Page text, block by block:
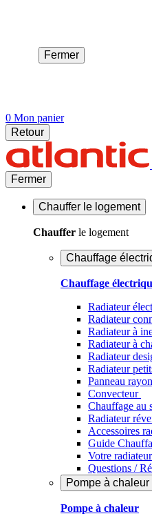
Fermer
0 Mon panier
Retour
Fermer
Chauffer le logement
Chauffer le logement
Chauffage
Chauffage
Radiateur
Radiateur
Radiateur à
Radiateur à
Radiateur
Radiateur
Panneau
Convecteur
Chauffage au
Radiateur
Accessoires
Guide
Votre
Questions /
Pompe à chaleur
Pompe à chaleur